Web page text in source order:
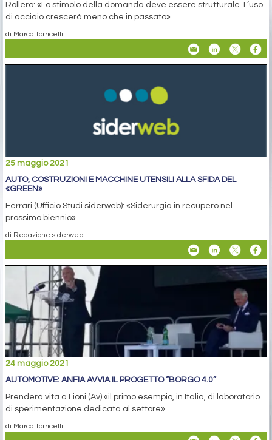
Rollero: «Lo stimolo della domanda deve essere strutturale. L’uso
di acciaio crescerà meno che in passato»
di Marco Torricelli
25 maggio 2021
AUTO, COSTRUZIONI E MACCHINE UTENSILI ALLA SFIDA DEL
«GREEN»
Ferrari (Ufficio Studi siderweb): «Siderurgia in recupero nel
prossimo biennio»
di Redazione siderweb
24 maggio 2021
AUTOMOTIVE: ANFIA AVVIA IL PROGETTO “BORGO 4.0”
Prenderà vita a Lioni (Av) «il primo esempio, in Italia, di laboratorio
di sperimentazione dedicata al settore»
di Marco Torricelli